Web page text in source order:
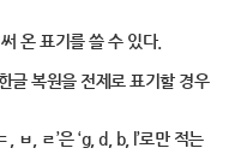
온 표기를 쓸 수 있다.
글 복원을 전제로 표기할 경우
ㅂ, ㄹ’은 ‘g, d, b, l’로만 적는